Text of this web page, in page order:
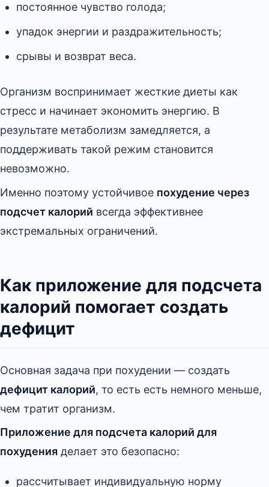
постоянное чувство голода;
упадок энергии и раздражительность;
срывы и возврат веса.
Организм воспринимает жесткие диеты как
стресс и начинает экономить энергию. В
результате метаболизм замедляется, а
поддерживать такой режим становится
невозможно.
Именно поэтому устойчивое похудение через
подсчет калорий всегда эффективнее
экстремальных ограничений.
Как приложение для подсчета
калорий помогает создать
дефицит
Основная задача при похудении — создать
дефицит калорий, то есть есть немного меньше,
чем тратит организм.
Приложение для подсчета калорий для
похудения делает это безопасно:
рассчитывает индивидуальную норму